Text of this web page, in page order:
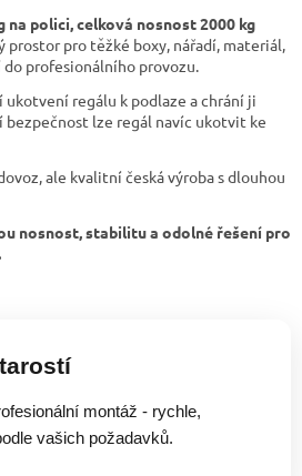
na polici, celková nosnost 2000 kg
prostor pro těžké boxy, nářadí, materiál,
do profesionálního provozu.
ukotvení regálu k podlaze a chrání ji
bezpečnost lze regál navíc ukotvit ke
ale kvalitní česká výroba s dlouhou
nosnost, stabilitu a odolné řešení pro
montáž - rychle,
vašich požadavků.